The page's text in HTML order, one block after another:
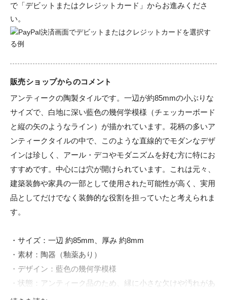
で「デビットまたはクレジットカード」からお進みくださ
い。
販売ショップからのコメント
アンティークの陶製タイルです。一辺が約85mmの小ぶりな
サイズで、白地に深い藍色の幾何学模様（チェッカーボード
と縦の矢のようなライン）が描かれています。花柄の多いア
ンティークタイルの中で、このような直線的でモダンなデザ
インは珍しく、アール・デコやモダニズムを好む方に特にお
すすめです。中心には穴が開けられています。これは元々、
建築装飾や家具の一部として使用された可能性が高く、実用
品としてだけでなく装飾的な役割を担っていたと考えられま
す。
・サイズ：一辺 約85mm、厚み 約8mm
・素材：陶器（釉薬あり）
・デザイン：藍色の幾何学模様
・状態：アンティーク品のため、縁に小さな欠けや汚れがあ
ります。写真にてご確認ください。